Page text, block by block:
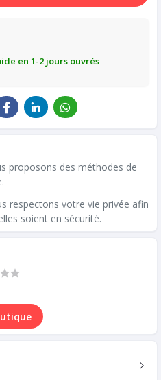
en 1-2 jours ouvrés
proposons des méthodes de
respectons votre vie privée afin
soient en sécurité.